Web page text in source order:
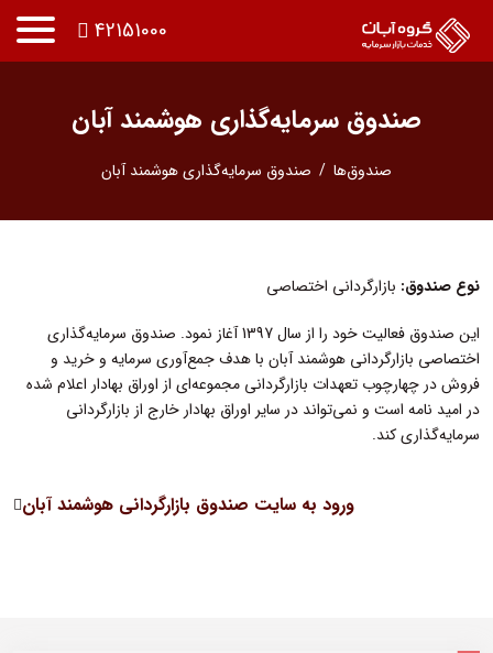
42151000
صندوق سرمایه‌گذاری هوشمند آبان
صندوق‌ها صندوق سرمایه‌گذاری هوشمند آبان
نوع صندوق: بازارگردانی اختصاصی
این صندوق فعالیت خود را از سال 1397 آغاز نمود. صندوق سرمایه‌گذاری
اختصاصی بازارگردانی هوشمند آبان با هدف جمع‌آوری سرمایه و خرید و
فروش در چهارچوب تعهدات بازارگردانی مجموعه‌ای از اوراق بهادار اعلام شده
در امید نامه است و نمی‌تواند در سایر اوراق بهادار خارج از بازارگردانی
سرمایه‌گذاری کند.
ورود به سایت صندوق بازارگردانی هوشمند آبان